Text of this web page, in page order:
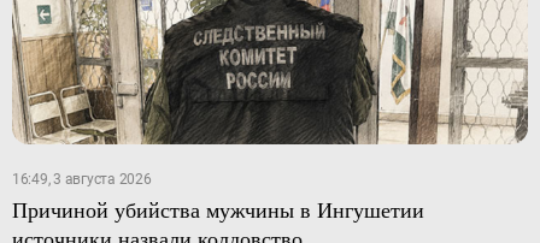
16:49, 3 августа 2026
Причиной убийства мужчины в Ингушетии